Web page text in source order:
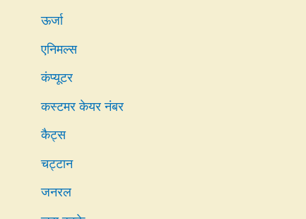
ऊर्जा
एनिमल्स
कंप्यूटर
कस्टमर केयर नंबर
कैट्स
चट्टान
जनरल